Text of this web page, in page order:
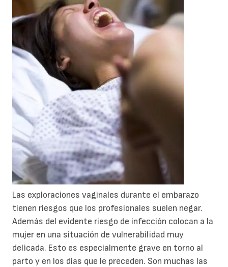
Las exploraciones vaginales durante el embarazo
tienen riesgos que los profesionales suelen negar.
Además del evidente riesgo de infección colocan a la
mujer en una situación de vulnerabilidad muy
delicada. Esto es especialmente grave en torno al
parto y en los días que le preceden. Son muchas las